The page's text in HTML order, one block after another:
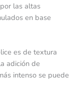
las altas
en base
es de textura
adición de
intenso se puede